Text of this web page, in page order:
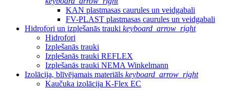
KAN plastmasas caurules un veidgabali
FV-PLAST plastmasas caurules un veidgabali
Hidrofori un izplešanās trauki keyboard_arrow_right
Hidrofori
Izplešanās trauki
Izplešanās trauki REFLEX
Izplešanās trauki NEMA Winkelmann
Izolācija, blīvējamais materiāls keyboard_arrow_right
Kaučuka izolācija K-Flex EC